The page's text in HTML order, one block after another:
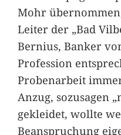
Mohr
Leiter der „Bad
Bernius, Banker
Profession
Probenarbeit
Anzug, sozusagen
gekleidet, wollte
Beanspruchung